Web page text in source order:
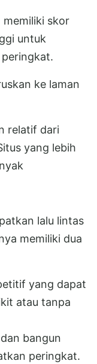
memiliki skor
untuk
ke laman
relatif dari
yang lebih
lalu lintas
memiliki dua
yang dapat
atau tanpa
bangun
peringkat.